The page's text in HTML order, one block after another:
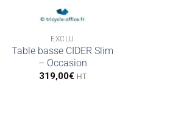
EXCLU
Table basse CIDER Slim
– Occasion
319,00€ HT